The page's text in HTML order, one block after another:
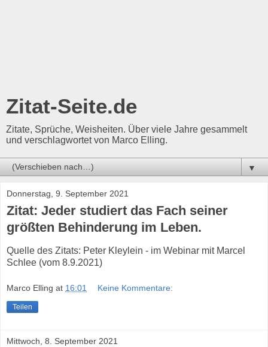
Zitat-Seite.de
Zitate, Sprüche, Weisheiten. Über viele Jahre gesammelt
und verschlagwortet von Marco Elling.
▼
Donnerstag, 9. September 2021
Zitat: Jeder studiert das Fach seiner
größten Behinderung im Leben.
Quelle des Zitats: Peter Kleylein - im Webinar mit Marcel
Schlee (vom 8.9.2021)
Marco Elling at 16:01 Keine Kommentare:
Teilen
Mittwoch, 8. September 2021